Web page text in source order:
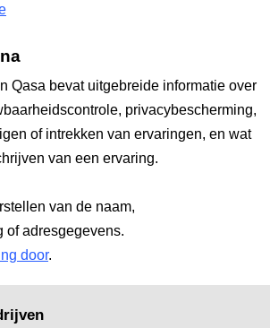
Qasa bevat uitgebreide informatie over
privacybescherming,
of intrekken van ervaringen, en wat
van een ervaring.
van de naam,
of adresgegevens.
door.